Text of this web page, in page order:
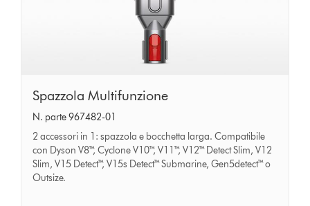
Spazzola
Multifunzione
Spazzola Multifunzione
N. parte 967482-01
2 accessori in 1: spazzola e bocchetta larga. Compatibile
con Dyson V8™, Cyclone V10™, V11™, V12™ Detect Slim, V12
Slim, V15 Detect™, V15s Detect™ Submarine, Gen5detect™ o
Outsize.